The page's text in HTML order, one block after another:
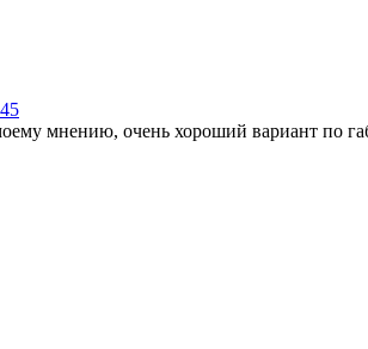
мнению, очень хороший вариант по